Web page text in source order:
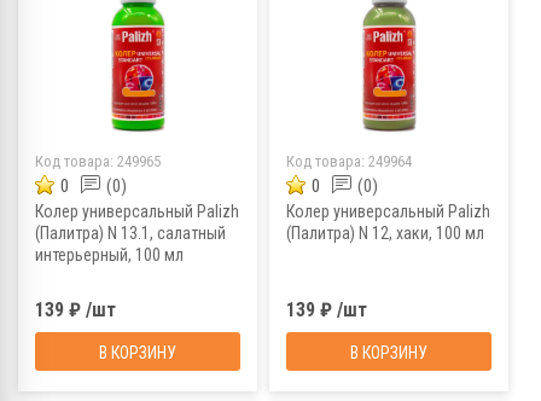
Код товара: 249965
0 (0)
Колер универсальный Palizh
(Палитра) N 13.1, салатный
интерьерный, 100 мл
139 ₽ /шт
В КОРЗИНУ
Код товара: 249964
0 (0)
Колер универсальный Palizh
(Палитра) N 12, хаки, 100 мл
139 ₽ /шт
В КОРЗИНУ